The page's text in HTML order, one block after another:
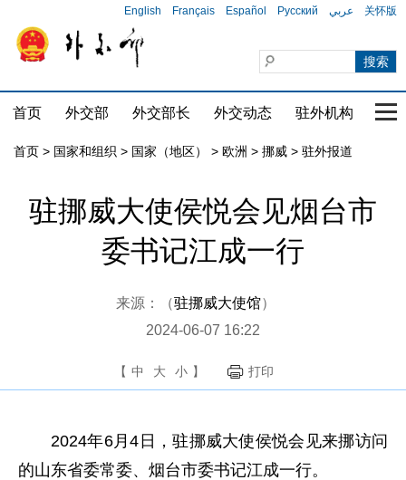
English Français Español Русский عربي 关怀版
首页 外交部 外交部长 外交动态 驻外机构 国
首页 > 国家和组织 > 国家（地区） > 欧洲 > 挪威 > 驻外报道
驻挪威大使侯悦会见烟台市
委书记江成一行
来源：（驻挪威大使馆）
2024-06-07 16:22
【 中 大 小 】 打印
2024年6月4日，驻挪威大使侯悦会见来挪访问
的山东省委常委、烟台市委书记江成一行。